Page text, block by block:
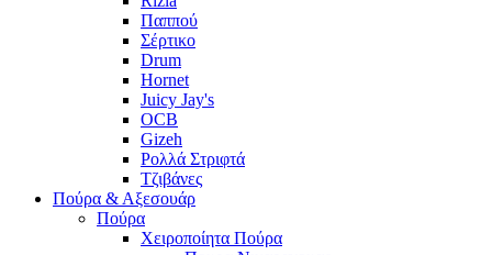
Παππού
Σέρτικο
Drum
Hornet
Juicy Jay's
OCB
Gizeh
Ρολλά Στριφτά
Τζιβάνες
Πούρα & Αξεσουάρ
Πούρα
Χειροποίητα Πούρα